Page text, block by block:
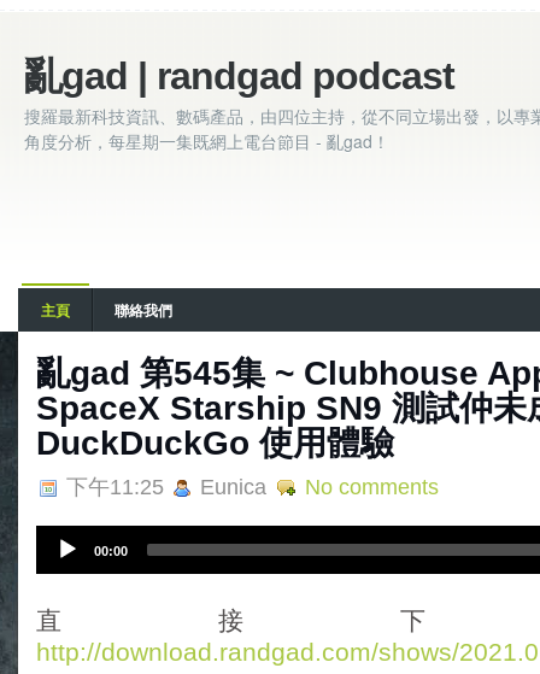
亂gad | randgad podcast
搜羅最新科技資訊、數碼產品，由四位主持，從不同立場出發，以專
角度分析，每星期一集既網上電台節目 - 亂gad！
主頁 聯絡我們
亂‌‌gad‌‌ ‌‌‌第‌‌545集 ~ Clubhouse
SpaceX Starship SN9 測試仲未
DuckDuckGo 使用體驗
下午11:25 Eunica No comments
i
o
P
00:00
直接
http://download.randgad.com/shows/